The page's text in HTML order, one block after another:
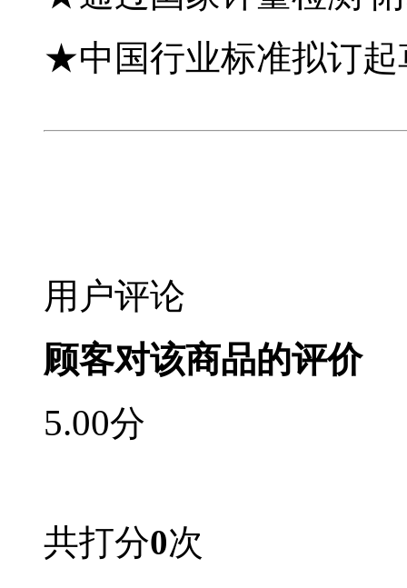
★中国行业标准拟订起
用户评论
顾客对该商品的评价
5.00分
共打分0次